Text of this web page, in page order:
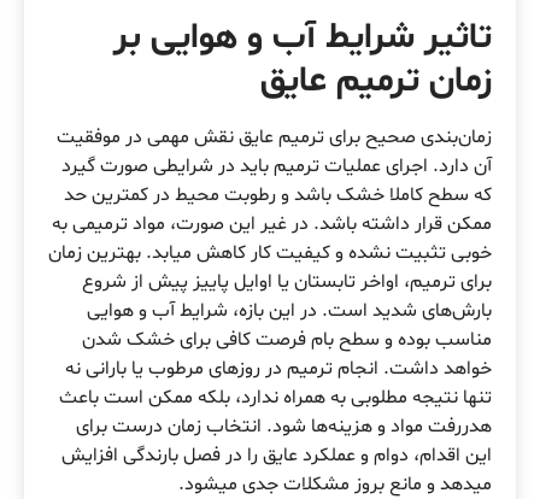
تاثیر شرایط آب و هوایی بر
زمان ترمیم عایق
زمان‌بندی صحیح برای ترمیم عایق نقش مهمی در موفقیت
آن دارد. اجرای عملیات ترمیم باید در شرایطی صورت گیرد
که سطح کاملا خشک باشد و رطوبت محیط در کمترین حد
ممکن قرار داشته باشد. در غیر این صورت، مواد ترمیمی به
خوبی تثبیت نشده و کیفیت کار کاهش میابد. بهترین زمان
برای ترمیم، اواخر تابستان یا اوایل پاییز پیش از شروع
بارش‌های شدید است. در این بازه، شرایط آب و هوایی
مناسب بوده و سطح بام فرصت کافی برای خشک شدن
خواهد داشت. انجام ترمیم در روزهای مرطوب یا بارانی نه
تنها نتیجه مطلوبی به همراه ندارد، بلکه ممکن است باعث
هدررفت مواد و هزینه‌ها شود. انتخاب زمان درست برای
این اقدام، دوام و عملکرد عایق را در فصل بارندگی افزایش
میدهد و مانع بروز مشکلات جدی میشود.